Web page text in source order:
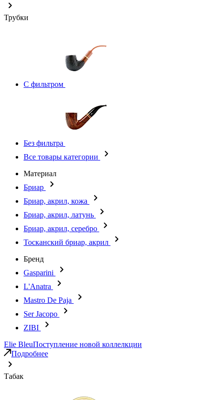
Трубки
С фильтром
Без фильтра
Все товары категории
Материал
Бриар
Бриар, акрил, кожа
Бриар, акрил, латунь
Бриар, акрил, серебро
Тосканский бриар, акрил
Бренд
Gasparini
L'Anatra
Mastro De Paja
Ser Jacopo
ZIBI
Elie BleuПоступление новой коллелкции
Подробнее
Табак